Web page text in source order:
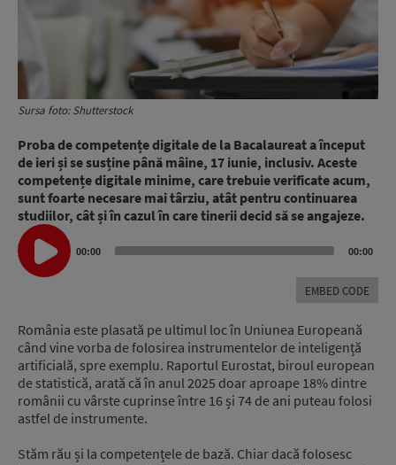
Sursa foto: Shutterstock
Proba de competențe digitale de la Bacalaureata început
de ieri și se susține până mâine, 17 iunie, inclusiv. Aceste
competențe digitale minime, care trebuie verificate acum,
sunt foarte necesare mai târziu, atât pentru continuarea
studiilor, cât și în cazul în care tinerii decid să se angajeze.
Audio
Player
00:00 00:00
EMBED CODE
România este plasată pe ultimul loc în Uniunea Europeană
când vine vorba de folosirea instrumentelor de inteligență
artificială, spre exemplu. Raportul Eurostat, biroul european
de statistică, arată că în anul 2025 doar aproape 18% dintre
românii cu vârste cuprinse între 16 și 74 de ani puteau folosi
astfel de instrumente.
Stăm rău și la competențele de bază. Chiar dacă folosesc